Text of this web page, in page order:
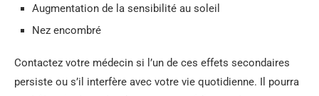
Augmentation de la sensibilité au soleil
Nez encombré
Contactez votre médecin si l’un de ces effets secondaires
persiste ou s’il interfère avec votre vie quotidienne. Il pourra